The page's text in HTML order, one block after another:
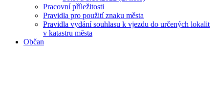
Pracovní příležitosti
Pravidla pro použití znaku města
Pravidla vydání souhlasu k vjezdu do určených lokalit
v katastru města
Občan